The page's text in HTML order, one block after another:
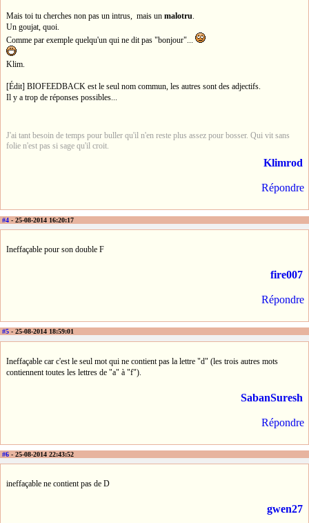
Mais toi tu cherches non pas un intrus, mais un malotru.
Un goujat, quoi.
Comme par exemple quelqu'un qui ne dit pas "bonjour"...
Klim.
[Édit] BIOFEEDBACK est le seul nom commun, les autres sont des adjectifs.
Il y a trop de réponses possibles...
J'ai tant besoin de temps pour buller qu'il n'en reste plus assez pour bosser. Qui vit sans
folie n'est pas si sage qu'il croit.
Klimrod
Répondre
#4 - 25-08-2014 16:20:17
Ineffaçable pour son double F
fire007
Répondre
#5 - 25-08-2014 18:59:01
Ineffaçable car c'est le seul mot qui ne contient pas la lettre "d" (les trois autres mots
contiennent toutes les lettres de "a" à "f").
SabanSuresh
Répondre
#6 - 25-08-2014 22:43:52
ineffaçable ne contient pas de D
gwen27